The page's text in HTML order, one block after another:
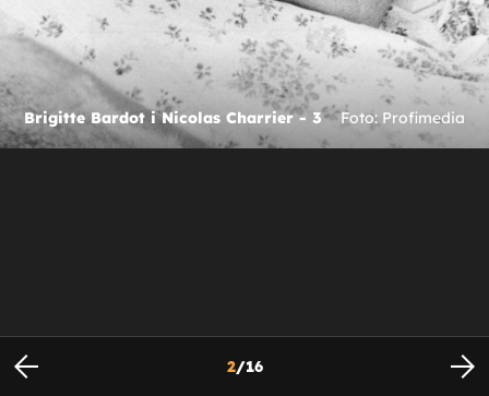
Brigitte Bardot i Nicolas Charrier - 3 Foto: Profimedia
2/16